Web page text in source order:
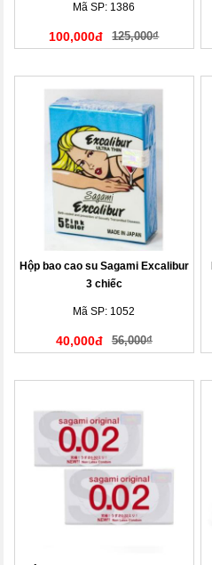
Mã SP: 1386
100,000đ 125,000₫
Hộp bao cao su Sagami Excalibur
3 chiếc
Mã SP: 1052
40,000đ 56,000₫